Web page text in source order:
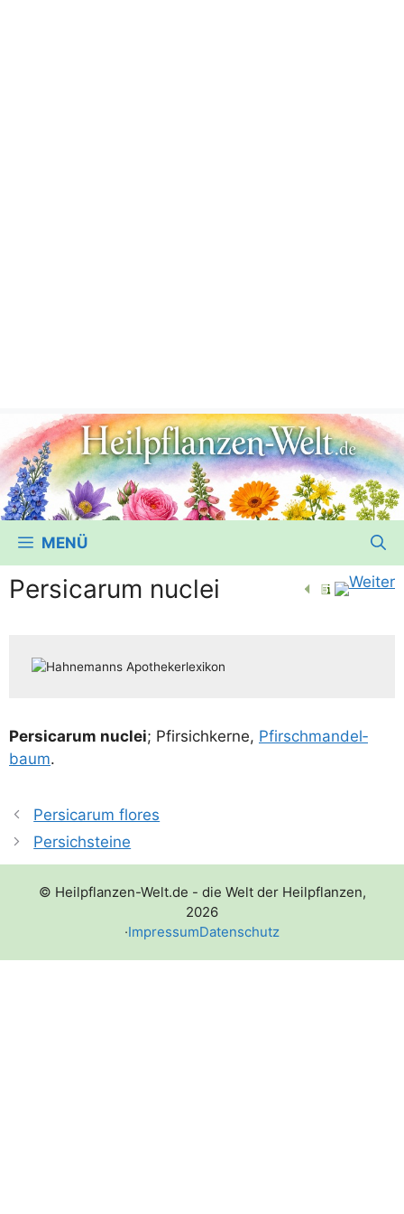
MENÜ
Persicarum nuclei
Per­si­carum nuclei; Pfir­sich­ker­ne, Pfirsch­man­del­
baum.
Persicarum flores
Persichsteine
© Heilpflanzen-Welt.de - die Welt der Heilpflanzen,
2026
·ImpressumDatenschutz